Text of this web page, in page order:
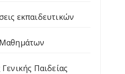
εκπαιδευτικών
Παιδείας